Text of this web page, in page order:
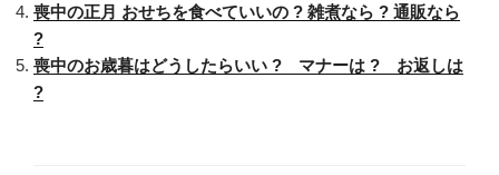
喪中の正月 おせちを食べていいの ? 雑煮なら ? 通販なら
?
喪中のお歳暮はどうしたらいい ? マナーは ? お返しは
?